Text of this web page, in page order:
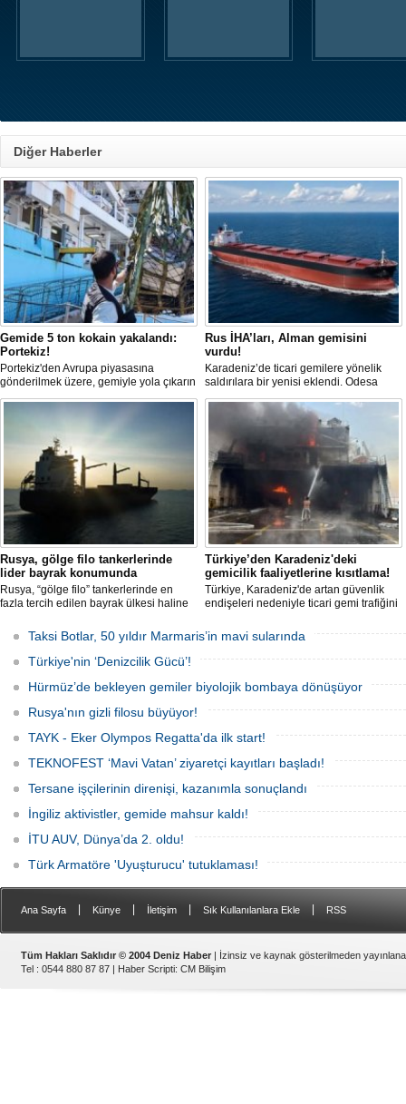
Diğer Haberler
Gemide 5 ton kokain yakalandı:
Portekiz!
Portekiz'den Avrupa piyasasına
gönderilmek üzere, gemiyle yola çıkarın
5 ton kokain, Portekiz polisi ile Portekiz
operasyonuyla durduruldu. Operasyon
kapsamında, gemideki iki yabancı
uyruklu kişi bir gemi mürettebatı
gözaltına alındı.
Rus İHA’ları, Alman gemisini
vurdu!
Karadeniz’de ticari gemilere yönelik
saldırılara bir yenisi eklendi. Odesa
açıklarında birden fazla İHA’nın hedef
aldığı Alman işletmesindeki Emil
gemisinde yangın çıktı; teknik sistemler
durunca mürettebat tahliye edildi.
Rusya, gölge filo tankerlerinde
lider bayrak konumunda
Rusya, “gölge filo” tankerlerinde en
fazla tercih edilen bayrak ülkesi haline
birlikte çok sayıda tanker Rus bayrağına
geçerken, bu durum küresel denizcilik
yaptırımlarının uygulanması açısından
yeni bir tablo ortaya koyuyor.
Türkiye’den Karadeniz'deki
gemicilik faaliyetlerine kısıtlama!
Türkiye, Karadeniz'de artan güvenlik
endişeleri nedeniyle ticari gemi trafiğini
bölgedeki gıda güvenliğini tehdit ediyor.
Taksi Botlar, 50 yıldır Marmaris’in mavi sularında
Türkiye'nin ‘Denizcilik Gücü’!
Hürmüz’de bekleyen gemiler biyolojik bombaya dönüşüyor
Rusya'nın gizli filosu büyüyor!
TAYK - Eker Olympos Regatta'da ilk start!
TEKNOFEST ‘Mavi Vatan’ ziyaretçi kayıtları başladı!
Tersane işçilerinin direnişi, kazanımla sonuçlandı
İngiliz aktivistler, gemide mahsur kaldı!
İTU AUV, Dünya’da 2. oldu!
Türk Armatöre 'Uyuşturucu' tutuklaması!
Ana Sayfa Künye İletişim Sık Kullanılanlara Ekle RSS
Tüm Hakları Saklıdır © 2004 Deniz Haber | İzinsiz ve kaynak gösterilmeden
Tel : 0544 880 87 87 | Haber Scripti: CM Bilişim